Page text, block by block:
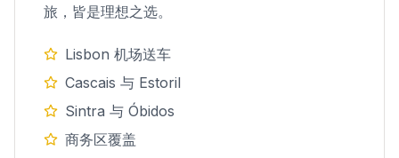
旅，皆是理想之选。
Lisbon 机场送车
Cascais 与 Estoril
Sintra 与 Óbidos
商务区覆盖